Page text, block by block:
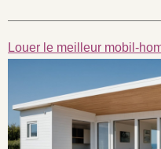
Louer le meilleur mobil-